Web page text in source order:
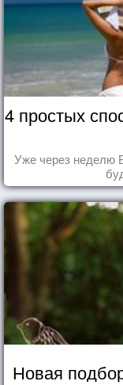
4 простых
Уже через неделю
Новая